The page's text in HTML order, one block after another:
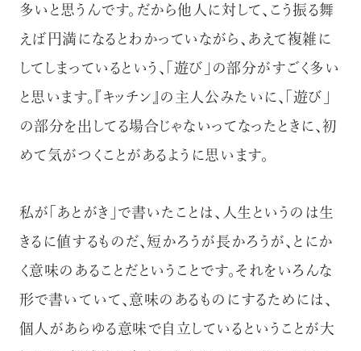
多いと思うんです。だから他人に対して、こう振る舞
えば円満になるとわかっていながら、あえて複雑に
してしまっているという、「遊び」の部分がすごく多い
と思います。『キッチン』の主人公みたいに、「遊び」
の部分を出してる場合じゃないってなったときに、初
めて気がつくことがあるように思います。
私が「あとがき」で書いたことは、人生というのは生
きるに値するものだ、短かろうが長かろうが、とにか
く意味のあることだということです。それをいろんな
形で書いていて、意味のあるものにするためには、
個人があらゆる意味で自立しているということが大